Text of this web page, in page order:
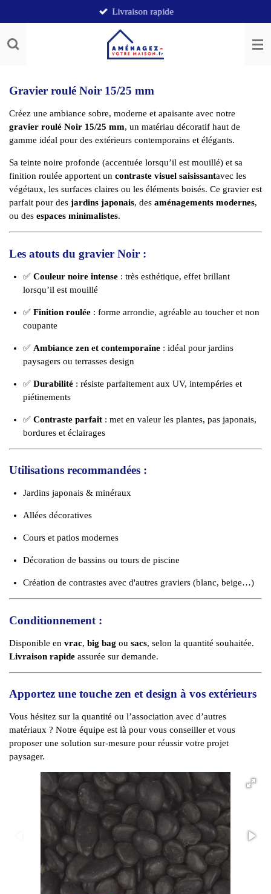
au
contenu
principal
Livraison rapide
Gravier roulé Noir 15/25 mm
Créez une ambiance sobre, moderne et apaisante avec notre
gravier roulé Noir 15/25 mm, un matériau décoratif haut de
gamme idéal pour des extérieurs contemporains et élégants.
Sa teinte noire profonde (accentuée lorsqu’il est mouillé) et sa
finition roulée apportent un contraste visuel saisissantavec les
végétaux, les surfaces claires ou les éléments boisés. Ce gravier est
parfait pour des jardins japonais, des aménagements modernes,
ou des espaces minimalistes.
Les atouts du gravier Noir :
✅ Couleur noire intense: très esthétique, effet brillant
lorsqu’il est mouillé
✅ Finition roulée: forme arrondie, agréable au toucher et non
coupante
✅ Ambiance zen et contemporaine: idéal pour jardins
paysagers ou terrasses design
✅ Durabilité: résiste parfaitement aux UV, intempéries et
piétinements
✅ Contraste parfait: met en valeur les plantes, pas japonais,
bordures et éclairages
Utilisations recommandées :
Jardins japonais & minéraux
Allées décoratives
Cours et patios modernes
Décoration de bassins ou tours de piscine
Création de contrastes avec d'autres graviers (blanc, beige…)
Conditionnement :
Disponible en vrac, big bag ou sacs, selon la quantité souhaitée.
Livraison rapide assurée sur demande.
Apportez une touche zen et design à vos extérieurs
Vous hésitez sur la quantité ou l’association avec d’autres
matériaux ? Notre équipe est là pour vous conseiller et vous
proposer une solution sur-mesure pour réussir votre projet
paysager.